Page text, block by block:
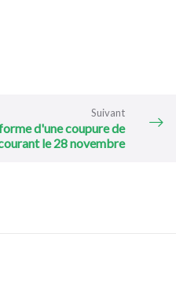
Suivant
d'une coupure de
le 28 novembre